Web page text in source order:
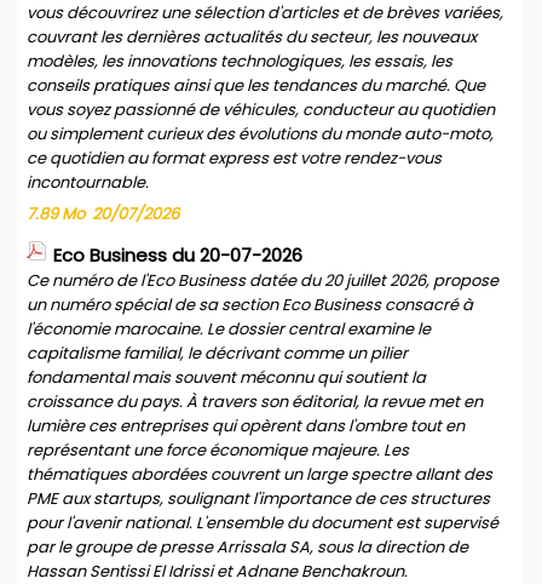
vous découvrirez une sélection d'articles et de brèves variées,
couvrant les dernières actualités du secteur, les nouveaux
modèles, les innovations technologiques, les essais, les
conseils pratiques ainsi que les tendances du marché. Que
vous soyez passionné de véhicules, conducteur au quotidien
ou simplement curieux des évolutions du monde auto-moto,
ce quotidien au format express est votre rendez-vous
incontournable.
7.89 Mo 20/07/2026
Eco Business du 20-07-2026
Ce numéro de l'Eco Business datée du 20 juillet 2026, propose
un numéro spécial de sa section Eco Business consacré à
l'économie marocaine. Le dossier central examine le
capitalisme familial, le décrivant comme un pilier
fondamental mais souvent méconnu qui soutient la
croissance du pays. À travers son éditorial, la revue met en
lumière ces entreprises qui opèrent dans l'ombre tout en
représentant une force économique majeure. Les
thématiques abordées couvrent un large spectre allant des
PME aux startups, soulignant l'importance de ces structures
pour l'avenir national. L'ensemble du document est supervisé
par le groupe de presse Arrissala SA, sous la direction de
Hassan Sentissi El Idrissi et Adnane Benchakroun.